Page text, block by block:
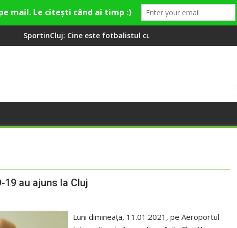
Cine este fotbalistul cu două diplome care a învățat româna la 2
Compania de Apă
19 au ajuns la Cluj
Luni dimineața, 11.01.2021, pe Aeroportul